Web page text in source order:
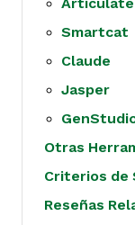
Articulate
Smartcat
Claude
Jasper
Otras
Criterios de
Reseñas